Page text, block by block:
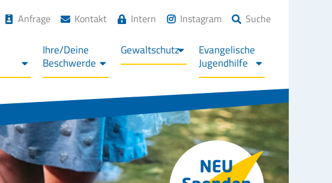
Anfrage Kontakt Intern Instagram Suche
Ihre/Deine
Beschwerde
Gewaltschutz
Evangelische
Jugendhilfe